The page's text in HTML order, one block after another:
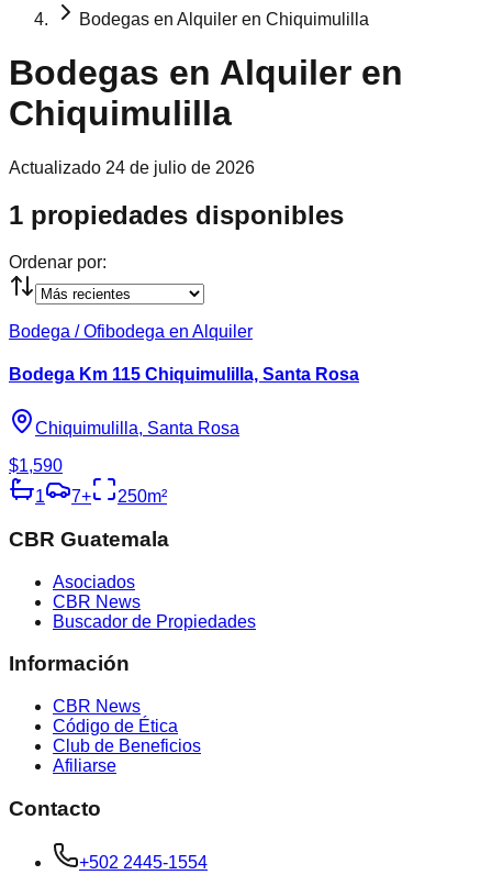
Bodegas en Alquiler en Chiquimulilla
Bodegas en Alquiler en
Chiquimulilla
Actualizado 24 de julio de 2026
1 propiedades disponibles
Ordenar por:
Bodega / Ofibodega en Alquiler
Bodega Km 115 Chiquimulilla, Santa Rosa
Chiquimulilla, Santa Rosa
$1,590
1
7+ 250m²
CBR Guatemala
Asociados
CBR News
Buscador de Propiedades
Información
CBR News
Código de Ética
Club de Beneficios
Afiliarse
Contacto
+502 2445-1554